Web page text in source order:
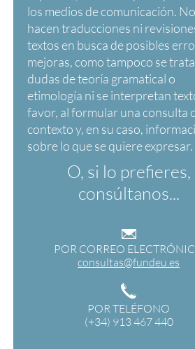
O, si lo prefieres,
consúltanos...
POR CORREO
consultas@fundeu.es
POR TELÉFONO
(+34) 913 467 440